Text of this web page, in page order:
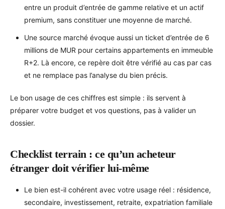
entre un produit d’entrée de gamme relative et un actif
premium, sans constituer une moyenne de marché.
Une source marché évoque aussi un ticket d’entrée de 6
millions de MUR pour certains appartements en immeuble
R+2. Là encore, ce repère doit être vérifié au cas par cas
et ne remplace pas l’analyse du bien précis.
Le bon usage de ces chiffres est simple : ils servent à
préparer votre budget et vos questions, pas à valider un
dossier.
Checklist terrain : ce qu’un acheteur
étranger doit vérifier lui-même
Le bien est-il cohérent avec votre usage réel : résidence,
secondaire, investissement, retraite, expatriation familiale